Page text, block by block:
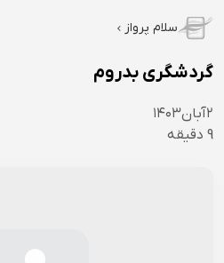
سلام پرواز
گردشگری بدروم
۲آبان۱۴۰۳
9 دقیقه